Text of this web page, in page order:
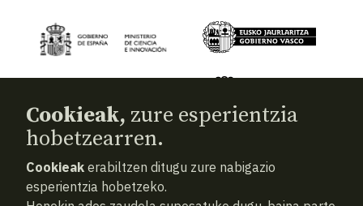
© 2026Aranzadi — Zientzia elkartea
Cookieak, zure esperientzia
hobetzearren.
Cookieak erabiltzen ditugu zure nabigazio
esperientzia hobetzeko.